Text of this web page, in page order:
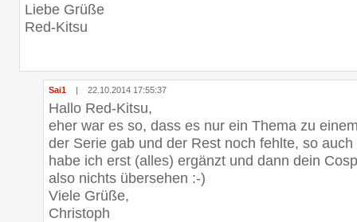
Liebe Grüße
Red-Kitsu
Sai1 | 22.10.2014 17:55:37
Hallo Red-Kitsu,
eher war es so, dass es nur ein Thema zu
der Serie gab und der Rest noch fehlte, so
habe ich erst (alles) ergänzt und dann dein
also nichts übersehen :-)
Viele Grüße,
Christoph